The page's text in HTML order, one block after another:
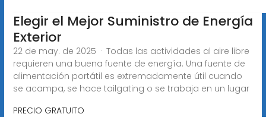
Elegir el Mejor Suministro de Energía
Exterior
22 de may. de 2025 · Todas las actividades al aire libre
requieren una buena fuente de energía. Una fuente de
alimentación portátil es extremadamente útil cuando
se acampa, se hace tailgating o se trabaja en un lugar
PRECIO GRATUITO